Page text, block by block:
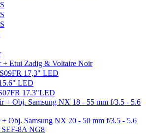
+ Etui Zadig & Voltaire Noir
17,3" LED
LED
17.3"LED
+ Obj. Samsung NX 18 - 55 mm f/3.5 - 5.6
Obj. Samsung NX 20 - 50 mm f/3.5 - 5.6
8A NG8